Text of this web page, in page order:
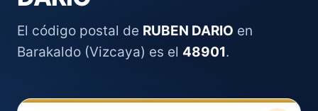
El código postal de RUBEN DARIO en
Barakaldo (Vizcaya) es el 48901.